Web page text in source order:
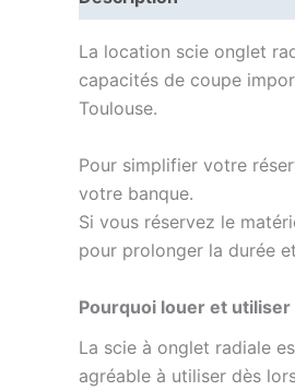
La location scie onglet
capacités de coupe
Toulouse.
Pour simplifier votre
votre banque.
Si vous réservez le
pour prolonger la durée
Pourquoi louer et utiliser
La scie à onglet radiale
agréable à utiliser dès